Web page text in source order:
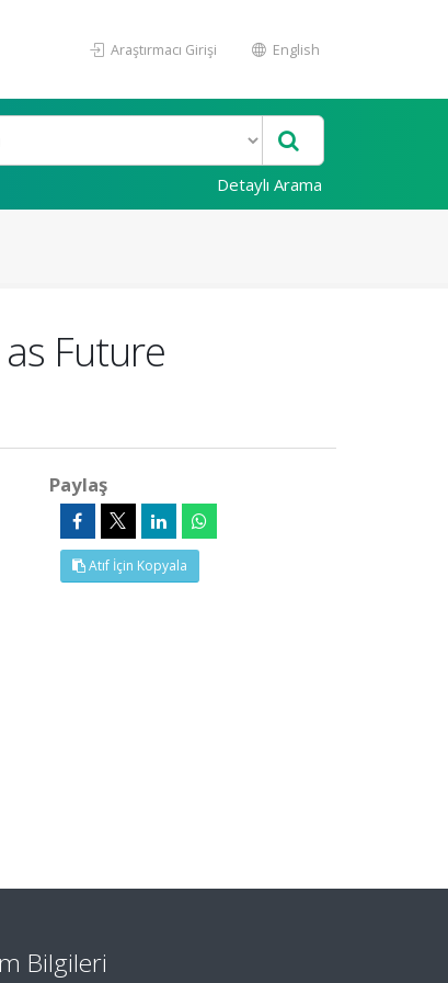
Araştırmacı Girişi English
Detaylı Arama
Future
Paylaş
Atıf İçin Kopyala
Bilgileri